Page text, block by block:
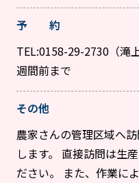
予 約
TEL:0158-29-2730（滝
週間前まで
その他
農家さんの管理区域へ
します。 直接訪問は生
ださい。 また、作業に